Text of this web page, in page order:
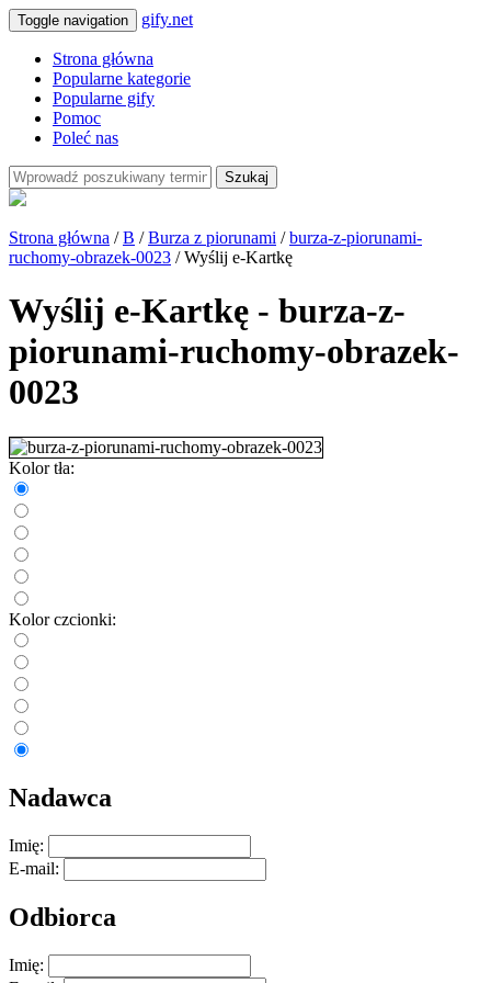
Toggle navigation gify.net
Strona główna
Popularne kategorie
Popularne gify
Pomoc
Poleć nas
Szukaj
Strona główna /B /Burza z piorunami /burza-z-piorunami-
ruchomy-obrazek-0023 / Wyślij e-Kartkę
Wyślij e-Kartkę - burza-z-
piorunami-ruchomy-obrazek-
0023
Kolor tła:
Kolor czcionki:
Nadawca
Imię:
E-mail:
Odbiorca
Imię: